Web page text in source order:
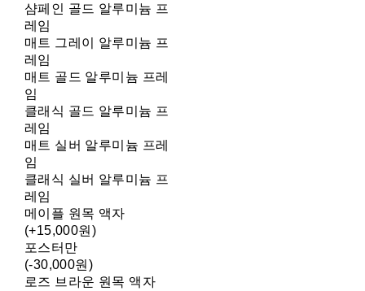
샴페인 골드 알루미늄 프
레임
매트 그레이 알루미늄 프
레임
매트 골드 알루미늄 프레
임
클래식 골드 알루미늄 프
레임
매트 실버 알루미늄 프레
임
클래식 실버 알루미늄 프
레임
메이플 원목 액자
(+15,000원)
포스터만
(-30,000원)
로즈 브라운 원목 액자